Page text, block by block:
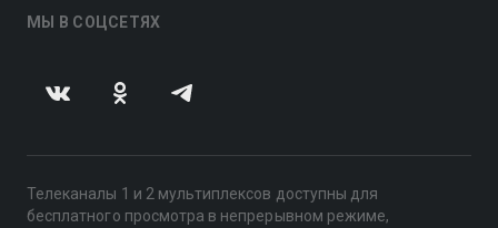
МЫ В СОЦСЕТЯХ
Телеканалы 1 и 2 мультиплексов доступны для
бесплатного просмотра в непрерывном режиме,